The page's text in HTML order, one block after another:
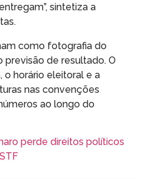
sintetiza a
como fotografia do
de resultado. O
o horário eleitoral e a
nas convenções
ao longo do
perde direitos políticos